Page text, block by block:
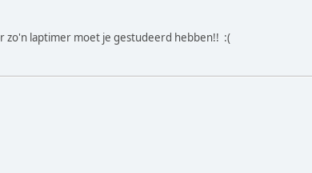
zo'n laptimer moet je gestudeerd hebben!! :(